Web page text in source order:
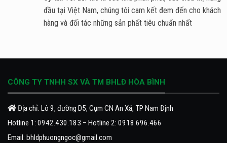
đầu tại Việt Nam, chúng tôi cam kết đem đến cho khách
hàng và đối tác những sản phất tiêu chuẩn nhất
CÔNG TY TNHH SX VÀ TM BHLĐ HÒA BÌNH
Địa chỉ: Lô 9, đường D5, Cụm CN An Xá, TP Nam Định
Hotline 1: 0942.430.183 – Hotline 2: 0918.696.466
Email: bhldphuongngoc@gmail.com